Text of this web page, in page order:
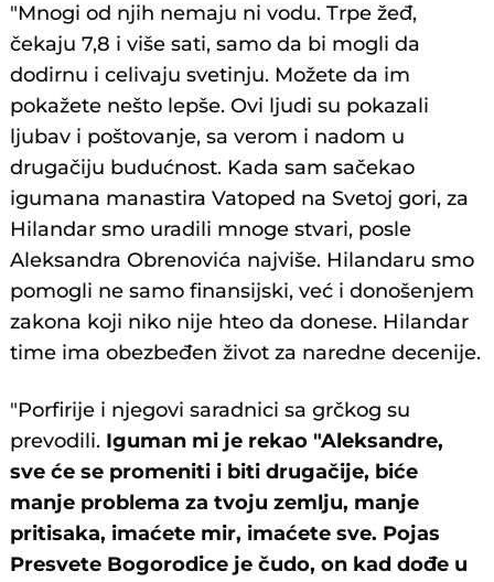
"Mnogi od njih nemaju ni vodu. Trpe žeđ,
čekaju 7,8 i više sati, samo da bi mogli da
dodirnu i celivaju svetinju. Možete da im
pokažete nešto lepše. Ovi ljudi su pokazali
ljubav i poštovanje, sa verom i nadom u
drugačiju budućnost. Kada sam sačekao
igumana manastira Vatoped na Svetoj gori, za
Hilandar smo uradili mnoge stvari, posle
Aleksandra Obrenovića najviše. Hilandaru smo
pomogli ne samo finansijski, već i donošenjem
zakona koji niko nije hteo da donese. Hilandar
time ima obezbeđen život za naredne decenije.
"Porfirije i njegovi saradnici sa grčkog su
prevodili. Iguman mi je rekao "Aleksandre,
sve će se promeniti i biti drugačije, biće
manje problema za tvoju zemlju, manje
pritisaka, imaćete mir, imaćete sve. Pojas
Presvete Bogorodice je čudo, on kad dođe u